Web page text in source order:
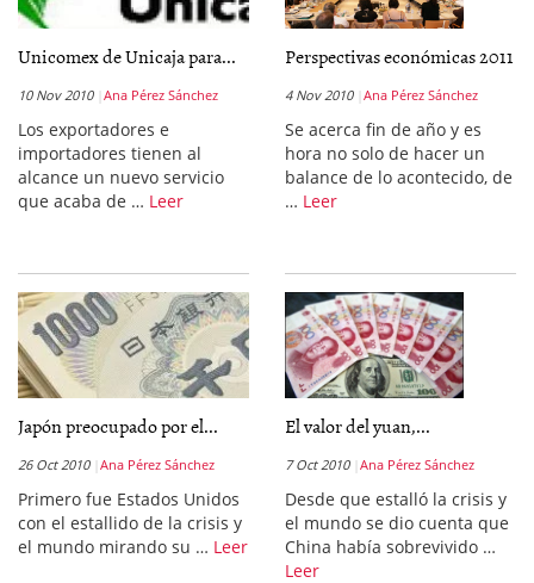
Unicomex de Unicaja para...
10 Nov 2010 Ana Pérez Sánchez
Los exportadores e
importadores tienen al
alcance un nuevo servicio
que acaba de … Leer
Perspectivas económicas 2011
4 Nov 2010 Ana Pérez Sánchez
Se acerca fin de año y es
hora no solo de hacer un
balance de lo acontecido, de
… Leer
Japón preocupado por el...
26 Oct 2010 Ana Pérez Sánchez
Primero fue Estados Unidos
con el estallido de la crisis y
el mundo mirando su … Leer
El valor del yuan,...
7 Oct 2010 Ana Pérez Sánchez
Desde que estalló la crisis y
el mundo se dio cuenta que
China había sobrevivido …
Leer